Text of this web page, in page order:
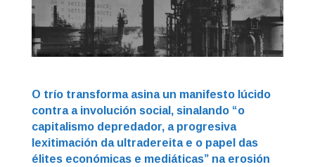
O trío transforma asina un manifesto lúcido
contra a involución social, sinalando “o
capitalismo depredador, a progresiva
lexitimación da ultradereita e o papel das
élites económicas e mediáticas” na erosión